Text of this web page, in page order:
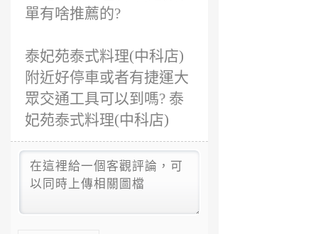
單有啥推薦的?
泰妃苑泰式料理(中科店)
附近好停車或者有捷運大
眾交通工具可以到嗎? 泰
妃苑泰式料理(中科店)